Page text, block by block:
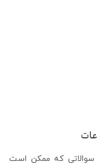
که ممکن است